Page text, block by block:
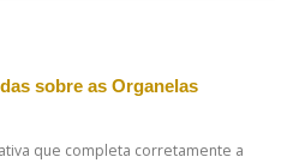
sobre as Organelas
que completa corretamente a